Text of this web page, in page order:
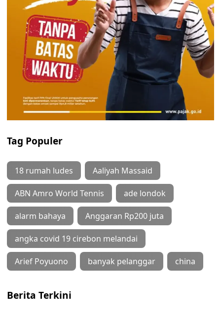
Tag Populer
18 rumah ludes Aaliyah Massaid
ABN Amro World Tennis ade londok
alarm bahaya Anggaran Rp200 juta
angka covid 19 cirebon melandai
Arief Poyuono banyak pelanggar china
Berita Terkini